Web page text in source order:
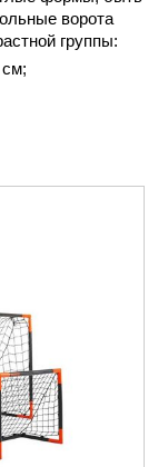
ворота
группы: